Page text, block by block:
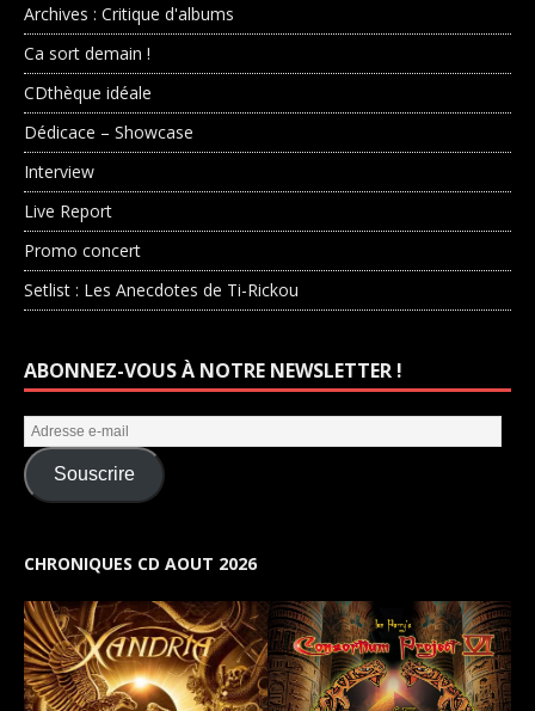
Archives : Critique d'albums
Ca sort demain !
CDthèque idéale
Dédicace – Showcase
Interview
Live Report
Promo concert
Setlist : Les Anecdotes de Ti-Rickou
ABONNEZ-VOUS À NOTRE NEWSLETTER !
Souscrire
CHRONIQUES CD AOUT 2026